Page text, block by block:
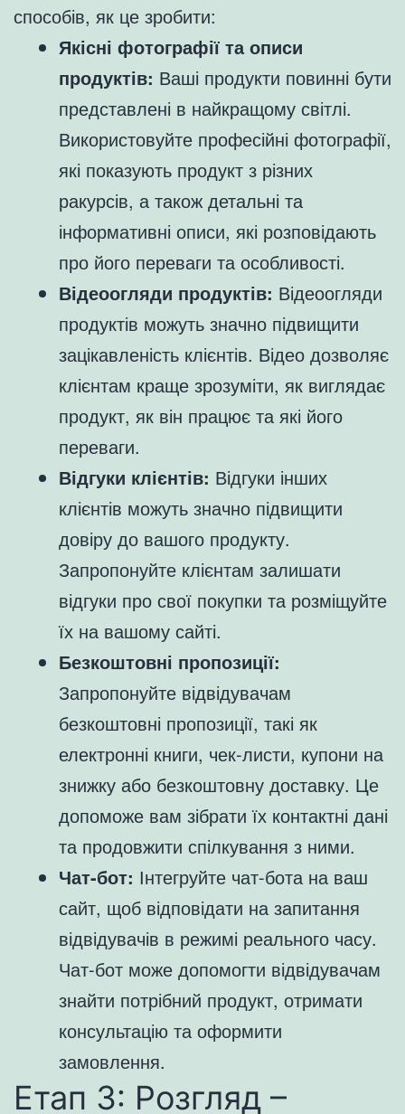
способів, як це зробити:
Якісні фотографії та описи
продуктів: Ваші продукти повинні бути
представлені в найкращому світлі.
Використовуйте професійні фотографії,
які показують продукт з різних
ракурсів, а також детальні та
інформативні описи, які розповідають
про його переваги та особливості.
Відеоогляди продуктів: Відеоогляди
продуктів можуть значно підвищити
зацікавленість клієнтів. Відео дозволяє
клієнтам краще зрозуміти, як виглядає
продукт, як він працює та які його
переваги.
Відгуки клієнтів: Відгуки інших
клієнтів можуть значно підвищити
довіру до вашого продукту.
Запропонуйте клієнтам залишати
відгуки про свої покупки та розміщуйте
їх на вашому сайті.
Безкоштовні пропозиції:
Запропонуйте відвідувачам
безкоштовні пропозиції, такі як
електронні книги, чек-листи, купони на
знижку або безкоштовну доставку. Це
допоможе вам зібрати їх контактні дані
та продовжити спілкування з ними.
Чат-бот: Інтегруйте чат-бота на ваш
сайт, щоб відповідати на запитання
відвідувачів в режимі реального часу.
Чат-бот може допомогти відвідувачам
знайти потрібний продукт, отримати
консультацію та оформити
замовлення.
Етап 3: Розгляд –